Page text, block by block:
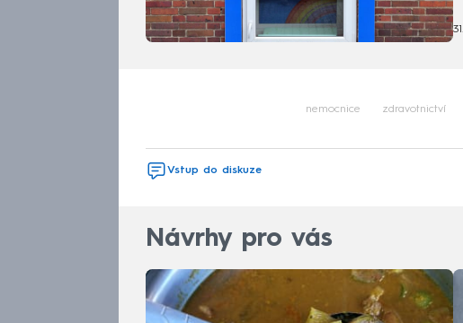
nemocnice zdravotnictví
Vstup do diskuze
Návrhy pro vás